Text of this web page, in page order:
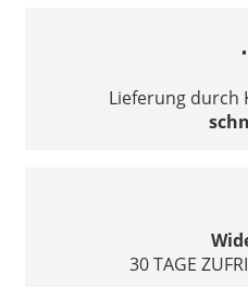
Lieferung durch
30 TAGE